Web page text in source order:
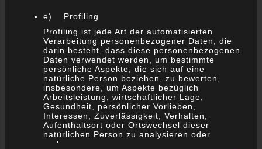
e) Profiling
Profiling ist jede Art der automatisierten
Verarbeitung personenbezogener Daten, die
darin besteht, dass diese personenbezogenen
Daten verwendet werden, um bestimmte
persönliche Aspekte, die sich auf eine
natürliche Person beziehen, zu bewerten,
insbesondere, um Aspekte bezüglich
Arbeitsleistung, wirtschaftlicher Lage,
Gesundheit, persönlicher Vorlieben,
Interessen, Zuverlässigkeit, Verhalten,
Aufenthaltsort oder Ortswechsel dieser
natürlichen Person zu analysieren oder
vorherzusagen.